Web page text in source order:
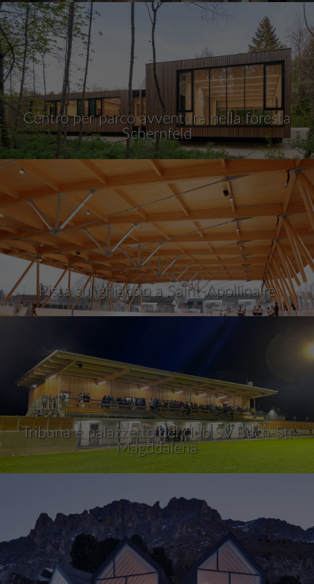
Centro per parco avventura nella foresta
Schernfeld
Pista sul ghiaccio a Saint-Apollinaire
Tribuna e palazzetto del club SV Buch-St.
Magddalena